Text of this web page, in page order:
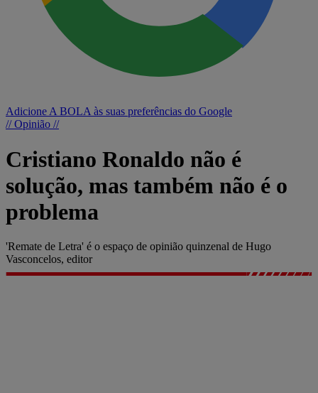
Adicione A BOLA às suas preferências do Google
// Opinião //
Cristiano Ronaldo não é
solução, mas também não é o
problema
'Remate de Letra' é o espaço de opinião quinzenal de Hugo
Vasconcelos, editor